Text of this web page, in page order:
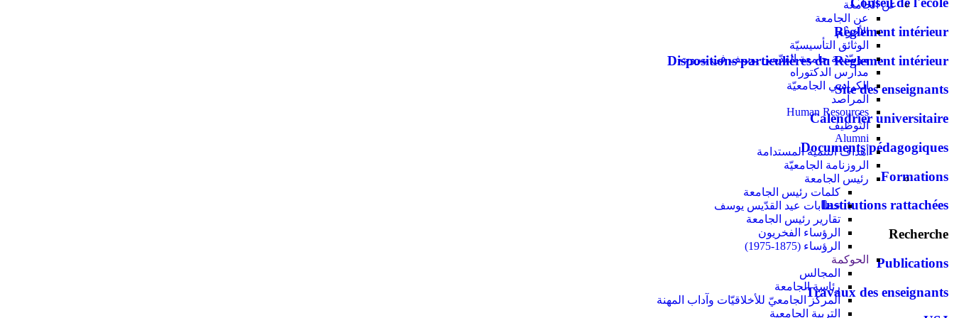
عن الجامعة
عن الجامعة
الأحرام
الوثائق التأسيسيّة
مؤسّسة جامعة القدّيس يوسف في بيروت
مدارس الدكتوراه
الكراسي الجامعيّة
المراصد
Human Resources
التوظيف
Alumni
أهداف التنمية المستدامة
الروزنامة الجامعيّة
رئيس الجامعة
كلمات رئيس الجامعة
خطابات عيد القدّيس يوسف
تقارير رئيس الجامعة
الرؤساء الفخريون
الرؤساء (1875-1975)
الحوكمة
المجالس
رئاسة الجامعة
المركز الجامعيّ للأخلاقيّات وآداب المهنة
التربية الجامعية
Règlement intérieur
Dispositions particulières du Règlement intérieur
Site des enseignants
Calendrier universitaire
Documents pédagogiques
Formations
Institutions rattachées
Recherche
Publications
Travaux des enseignants